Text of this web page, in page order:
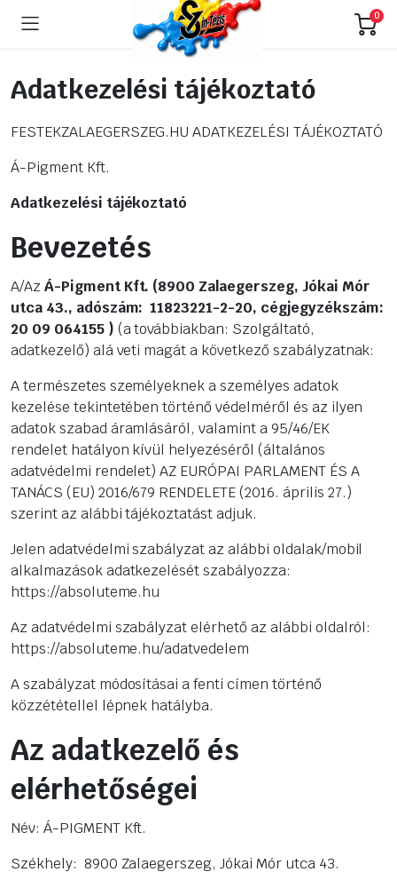
0
Adatkezelési tájékoztató
FESTEKZALAEGERSZEG.HU ADATKEZELÉSI TÁJÉKOZTATÓ
Á-Pigment Kft.
Adatkezelési tájékoztató
Bevezetés
A/AzÁ-Pigment Kft. (8900 Zalaegerszeg, Jókai Mór
utca 43., adószám: 11823221-2-20, cégjegyzékszám:
20 09 064155 ) (a továbbiakban: Szolgáltató,
adatkezelő) alá veti magát a következő szabályzatnak:
A természetes személyeknek a személyes adatok
kezelése tekintetében történő védelméről és az ilyen
adatok szabad áramlásáról, valamint a 95/46/EK
rendelet hatályon kívül helyezéséről (általános
adatvédelmi rendelet) AZ EURÓPAI PARLAMENT ÉS A
TANÁCS (EU) 2016/679 RENDELETE (2016. április 27.)
szerint az alábbi tájékoztatást adjuk.
Jelen adatvédelmi szabályzat az alábbi oldalak/mobil
alkalmazások adatkezelését szabályozza:
https://absoluteme.hu
Az adatvédelmi szabályzat elérhető az alábbi oldalról:
https://absoluteme.hu/adatvedelem
A szabályzat módosításai a fenti címen történő
közzététellel lépnek hatályba.
Az adatkezelő és
elérhetőségei
Név: Á-PIGMENT Kft.
Székhely: 8900 Zalaegerszeg, Jókai Mór utca 43.